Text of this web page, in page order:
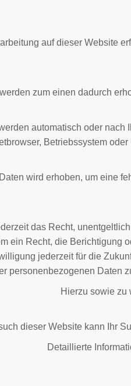
auf dieser Website
werden zum einen dadurch
automatisch oder nach
Betriebssystem
wird erhoben, um eine
das Recht,
ein Recht, die Berichtigung
jederzeit für die
personenbezogenen Daten
Hierzu sowie zu
dieser Website kann Ihr
Detaillierte